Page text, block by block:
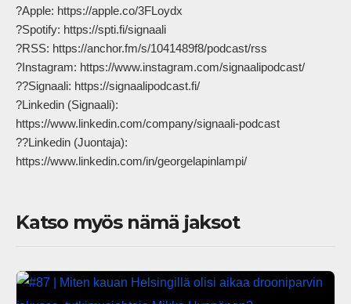
?Apple: https://apple.co/3FLoydx
?Spotify: https://spti.fi/signaali
?RSS: https://anchor.fm/s/1041489f8/podcast/rss
?Instagram: https://www.instagram.com/signaalipodcast/
??Signaali: https://signaalipodcast.fi/
?Linkedin (Signaali):
https://www.linkedin.com/company/signaali-podcast
??Linkedin (Juontaja):
https://www.linkedin.com/in/georgelapinlampi/
Katso myös nämä jaksot